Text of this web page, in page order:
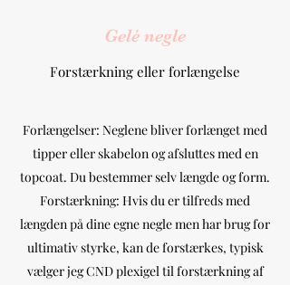
Gelé negle
Forstærkning eller forlængelse
Forlængelser: Neglene bliver forlænget med
tipper eller skabelon og afsluttes med en
topcoat. Du bestemmer selv længde og form.
Forstærkning: Hvis du er tilfreds med
længden på dine egne negle men har brug for
ultimativ styrke, kan de forstærkes, typisk
vælger jeg CND plexigel til forstærkning af